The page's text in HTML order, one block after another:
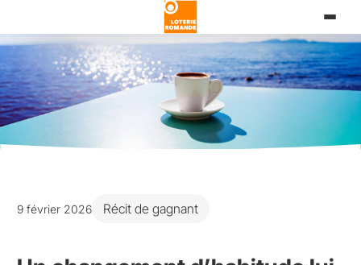
contenu
9 février 2026 Récit de gagnant